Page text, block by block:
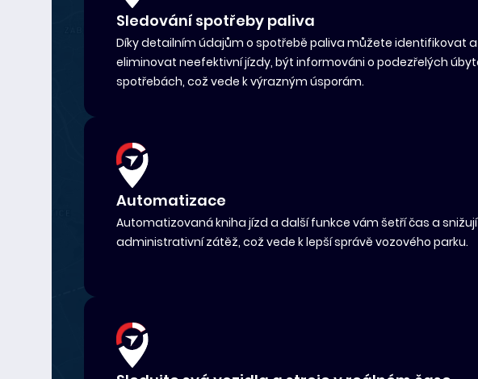
Sledování spotřeby paliva
Díky detailním údajům o spotřebě paliva můžete identifikovat a
eliminovat neefektivní jízdy, být informováni o podezřelých
spotřebách, což vede k výrazným úsporám.
Automatizace
Automatizovaná kniha jízd a další funkce vám šetří čas a snižují
administrativní zátěž, což vede k lepší správě vozového parku.